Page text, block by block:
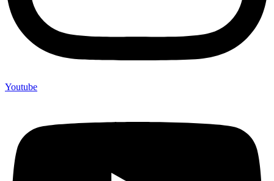
Youtube